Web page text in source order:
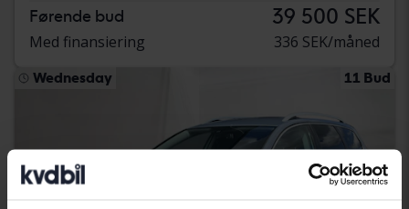
Førende bud 39 500 SEK
Med finansiering 336 SEK/måned
Wednesday 11 Bud